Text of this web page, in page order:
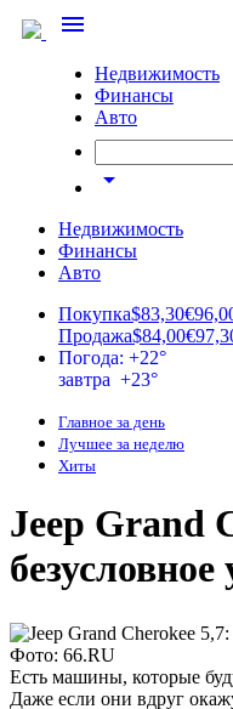
menu
Недвижимость
Финансы
Авто
arrow_drop_down
Недвижимость
Финансы
Авто
Покупка$83,30
Продажа$84,00
Погода: +22°
завтра +23°
Главное за день
Лучшее за неделю
Хиты
Jeep Grand
Фото: 66.RU
Есть машины, которые
Даже если они вдруг